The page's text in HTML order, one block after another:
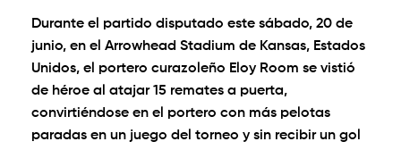
Durante el partido disputado este sábado, 20 de
junio, en el Arrowhead Stadium de Kansas, Estados
Unidos, el portero curazoleño Eloy Room se vistió
de héroe al atajar 15 remates a puerta,
convirtiéndose en el portero con más pelotas
paradas en un juego del torneo y sin recibir un gol